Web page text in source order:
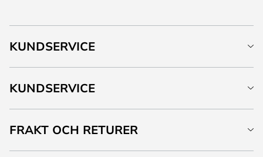
KUNDSERVICE
KUNDSERVICE
FRAKT OCH RETURER